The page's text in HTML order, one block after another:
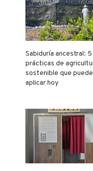
Sabiduría ancestral: 5
prácticas de
sostenible que
aplicar hoy